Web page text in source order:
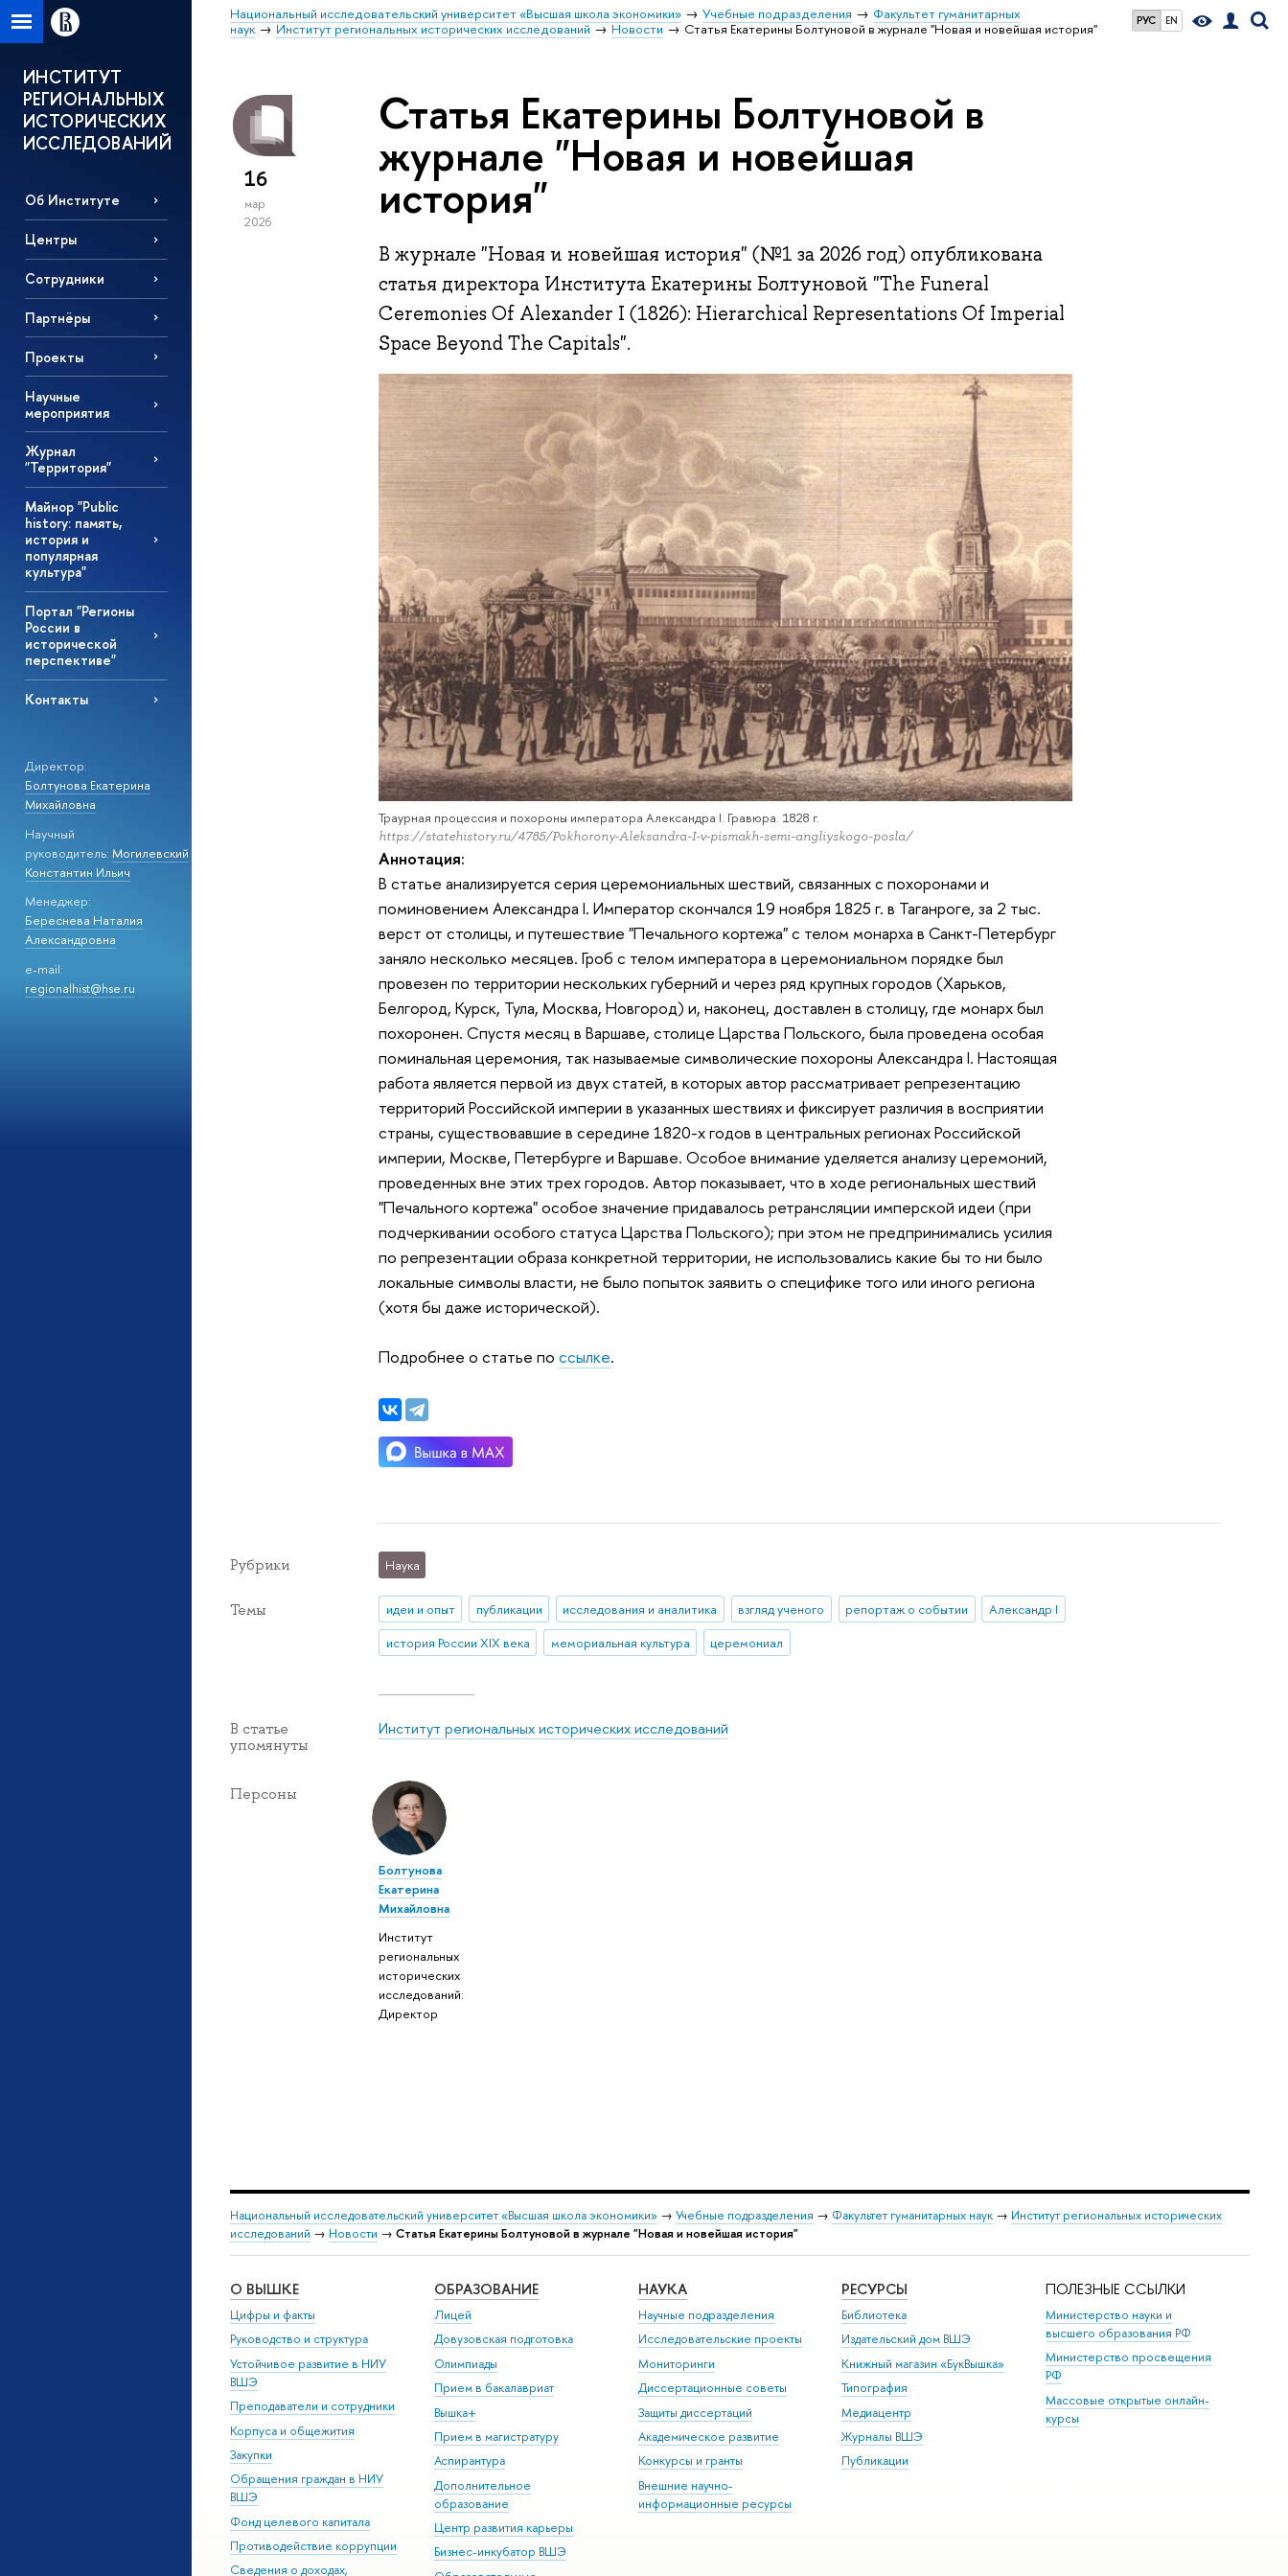
РУС EN
Национальный исследовательский университет «Высшая школа экономики» Учебные подразделения
Факультет гуманитарных
наук
Институт региональных исторических исследований Новости Статья Екатерины Болтуновой в журнале "Новая и новейшая история"
ИНСТИТУТ
РЕГИОНАЛЬНЫХ
ИСТОРИЧЕСКИХ
ИССЛЕДОВАНИЙ
Об Институте
Центры
Сотрудники
Партнёры
Проекты
Научные
мероприятия
Журнал
"Территория"
Майнор "Public
history: память,
история и
популярная
культура"
Портал "Регионы
России в
исторической
перспективе"
Контакты
Директор:
Болтунова Екатерина
Михайловна
Научный
руководитель: Могилевский
Константин Ильич
Менеджер:
Береснева Наталия
Александровна
e-mail:
regionalhist@hse.ru
16
мар
2026
Статья Екатерины Болтуновой в
журнале "Новая и новейшая
история"
В журнале "Новая и новейшая история" (№1 за 2026 год) опубликована
статья директора Института Екатерины Болтуновой "The Funeral
Ceremonies Of Alexander I (1826): Hierarchical Representations Of Imperial
Space Beyond The Capitals".
Траурная процессия и похороны императора Александра I. Гравюра. 1828 г.
https://statehistory.ru/4785/Pokhorony-Aleksandra-I-v-pismakh-semi-angliyskogo-posla/
Аннотация:
В статье анализируется серия церемониальных шествий, связанных с похоронами и
поминовением Александра I. Император скончался 19 ноября 1825 г. в Таганроге, за 2 тыс.
верст от столицы, и путешествие "Печального кортежа" с телом монарха в Санкт-Петербург
заняло несколько месяцев. Гроб с телом императора в церемониальном порядке был
провезен по территории нескольких губерний и через ряд крупных городов (Харьков,
Белгород, Курск, Тула, Москва, Новгород) и, наконец, доставлен в столицу, где монарх был
похоронен. Спустя месяц в Варшаве, столице Царства Польского, была проведена особая
поминальная церемония, так называемые символические похороны Александра I. Настоящая
работа является первой из двух статей, в которых автор рассматривает репрезентацию
территорий Российской империи в указанных шествиях и фиксирует различия в восприятии
страны, существовавшие в середине 1820-х годов в центральных регионах Российской
империи, Москве, Петербурге и Варшаве. Особое внимание уделяется анализу церемоний,
проведенных вне этих трех городов. Автор показывает, что в ходе региональных шествий
"Печального кортежа" особое значение придавалось ретрансляции имперской идеи (при
подчеркивании особого статуса Царства Польского); при этом не предпринимались усилия
по репрезентации образа конкретной территории, не использовались какие бы то ни было
локальные символы власти, не было попыток заявить о специфике того или иного региона
(хотя бы даже исторической).
Подробнее о статье поссылке.
Рубрики Наука
Темы идеи и опыт публикации исследования и аналитика взгляд ученого репортаж о событии
Александр I
история России XIX века
мемориальная культура церемониал
В статье
упомянуты
Институт региональных исторических исследований
Персоны
Болтунова
Екатерина
Михайловна
Институт
региональных
исторических
исследований:
Директор
Национальный исследовательский университет «Высшая школа экономики» → Учебные подразделения → Факультет гуманитарных наук → Институт региональных исторических
исследований → Новости → Статья Екатерины Болтуновой в журнале "Новая и новейшая история"
О ВЫШКЕ
Цифры и факты
Руководство и структура
Устойчивое развитие в НИУ
ВШЭ
Преподаватели и сотрудники
Корпуса и общежития
Закупки
Обращения граждан в НИУ
ВШЭ
Фонд целевого капитала
Противодействие коррупции
Сведения о доходах,
ОБРАЗОВАНИЕ
Лицей
Довузовская подготовка
Олимпиады
Прием в бакалавриат
Вышка+
Прием в магистратуру
Аспирантура
Дополнительное
образование
Центр развития карьеры
Бизнес-инкубатор ВШЭ
НАУКА
Научные подразделения
Исследовательские проекты
Мониторинги
Диссертационные советы
Защиты диссертаций
Академическое развитие
Конкурсы и гранты
Внешние научно-
информационные ресурсы
РЕСУРСЫ
Библиотека
Издательский дом ВШЭ
Книжный магазин «БукВышка»
Типография
Медиацентр
Журналы ВШЭ
Публикации
ПОЛЕЗНЫЕ ССЫЛКИ
Министерство науки и
высшего образования РФ
Министерство просвещения
РФ
Массовые открытые онлайн-
курсы